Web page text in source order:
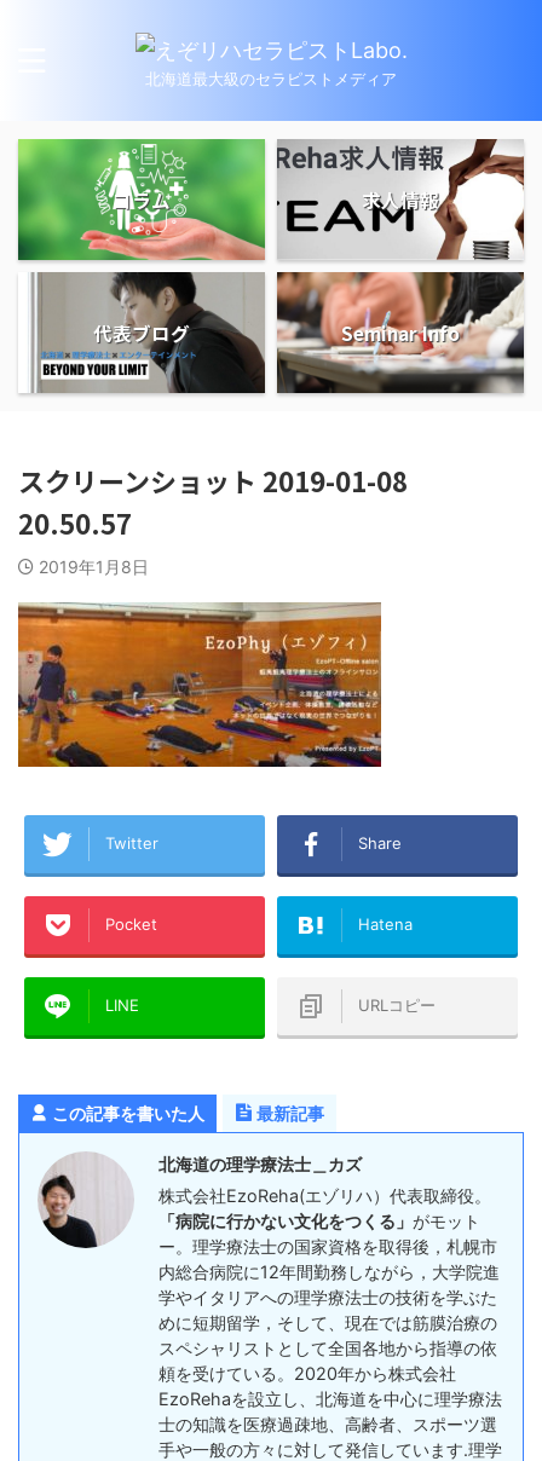
北海道最大級のセラピストメディア
コラム 求人情報
代表ブログ Seminar Info
スクリーンショット 2019-01-08
20.50.57
2019年1月8日
Twitter Share
Pocket Hatena
LINE URLコピー
この記事を書いた人 最新記事
北海道の理学療法士＿カズ
株式会社EzoReha(エゾリハ）代表取締役。
「病院に行かない文化をつくる」 がモット
ー。理学療法士の国家資格を取得後，札幌市
内総合病院に12年間勤務しながら，大学院進
学やイタリアへの理学療法士の技術を学ぶた
めに短期留学，そして、現在では筋膜治療の
スペシャリストとして全国各地から指導の依
頼を受けている。2020年から株式会社
EzoRehaを設立し、北海道を中心に理学療法
士の知識を医療過疎地、高齢者、スポーツ選
手や一般の方々に対して発信しています.理学